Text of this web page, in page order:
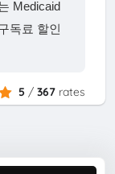
Medicaid
독료 할인
5 /367 rates